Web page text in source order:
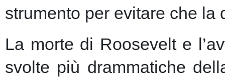
strumento per evitare che
La morte di Roosevelt e
svolte più drammatiche